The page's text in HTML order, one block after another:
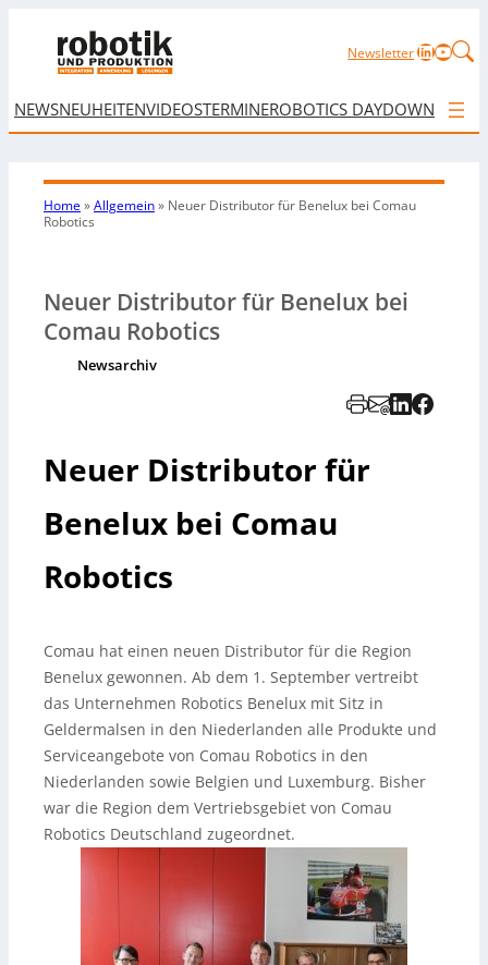
NewsletterLinkedIn
NEWSNEUHEITENVIDEOSTERMINEROBOTICS DAYDOWNLOAD
Home»Allgemein» Neuer Distributor für Benelux bei Comau
Robotics
Neuer Distributor für Benelux bei
Comau Robotics
Newsarchiv
Neuer Distributor für
Benelux bei Comau
Robotics
Comau hat einen neuen Distributor für die Region
Benelux gewonnen. Ab dem 1. September vertreibt
das Unternehmen Robotics Benelux mit Sitz in
Geldermalsen in den Niederlanden alle Produkte und
Serviceangebote von Comau Robotics in den
Niederlanden sowie Belgien und Luxemburg. Bisher
war die Region dem Vertriebsgebiet von Comau
Robotics Deutschland zugeordnet.